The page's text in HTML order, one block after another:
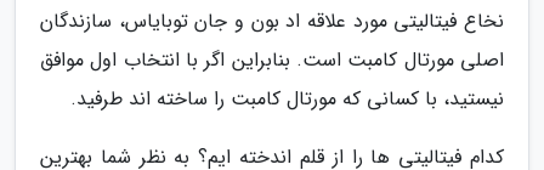
نخاع فیتالیتی مورد علاقه اد بون و جان توبایاس، سازندگان
اصلی مورتال کامبت است. بنابراین اگر با انتخاب اول موافق
نیستید، با کسانی که مورتال کامبت را ساخته اند طرفید.
کدام فیتالیتی ها را از قلم اندخته ایم؟ به نظر شما بهترین